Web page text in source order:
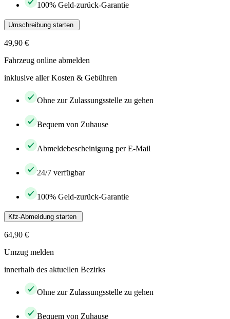
100% Geld-zurück-Garantie
Umschreibung starten
49,90 €
Fahrzeug online abmelden
inklusive aller Kosten & Gebühren
Ohne zur Zulassungsstelle zu gehen
Bequem von Zuhause
Abmeldebescheinigung per E-Mail
24/7 verfügbar
100% Geld-zurück-Garantie
Kfz-Abmeldung starten
64,90 €
Umzug melden
innerhalb des aktuellen Bezirks
Ohne zur Zulassungsstelle zu gehen
Bequem von Zuhause